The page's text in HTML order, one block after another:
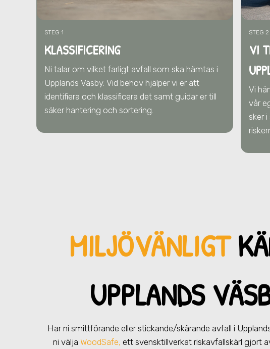
STEG 1
KLASSIFICERING
Ni talar om vilket farligt avfall som ska hämtas i
Upplands Väsby. Vid behov hjälper vi er att
identifiera och klassificera det samt guidar er till
säker hantering och sortering.
STEG 2
VI
Vi
vår
sker
MILJÖVÄNLIGT
UPPLANDS
Har ni smittförande eller stickande/skärande avfall i
ni välja WoodSafe, ett svensktillverkat riskavfallskärl gjort